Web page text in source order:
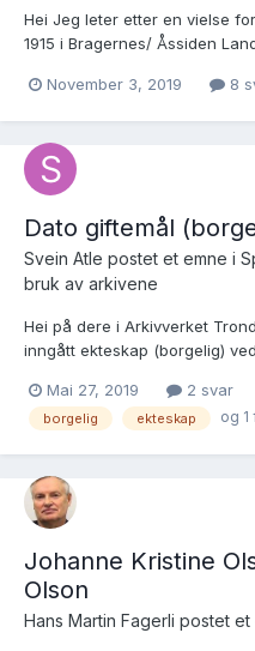
Hei Jeg leter etter en vielse
1915 i Bragernes/ Åssiden
de har giftet seg i Modum, og
November 3, 2019 8
Dato giftemål
Svein Atle postet et emne i
bruk av arkivene
Hei på dere i Arkivverket
inngått ekteskap (borgelig)
fortalt at alle slike
Likeledes var det ved
Mai 27, 2019 2 svar
borgelig ekteskap og 1
Johanne Kristine
Olson
Hans Martin Fagerli postet et